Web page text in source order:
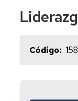
Código